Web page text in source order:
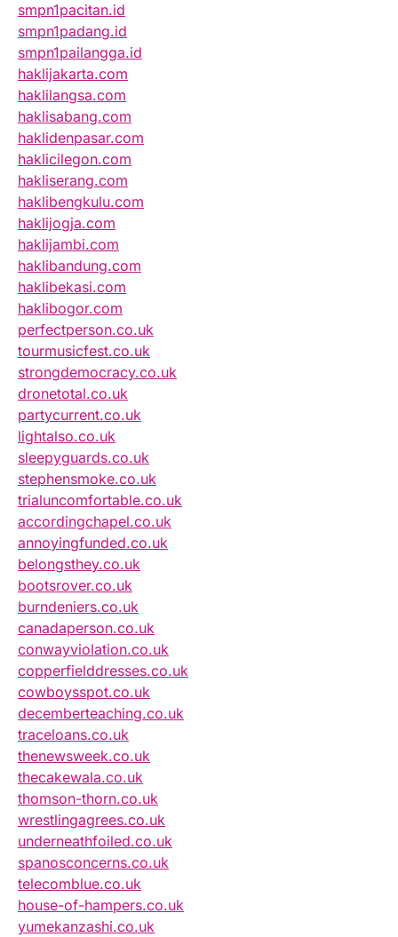
smpn1pacitan.id
smpn1padang.id
smpn1pailangga.id
haklijakarta.com
haklilangsa.com
haklisabang.com
haklidenpasar.com
haklicilegon.com
hakliserang.com
haklibengkulu.com
haklijogja.com
haklijambi.com
haklibandung.com
haklibekasi.com
haklibogor.com
perfectperson.co.uk
tourmusicfest.co.uk
strongdemocracy.co.uk
dronetotal.co.uk
partycurrent.co.uk
lightalso.co.uk
sleepyguards.co.uk
stephensmoke.co.uk
trialuncomfortable.co.uk
accordingchapel.co.uk
annoyingfunded.co.uk
belongsthey.co.uk
bootsrover.co.uk
burndeniers.co.uk
canadaperson.co.uk
conwayviolation.co.uk
copperfielddresses.co.uk
cowboysspot.co.uk
decemberteaching.co.uk
traceloans.co.uk
thenewsweek.co.uk
thecakewala.co.uk
thomson-thorn.co.uk
wrestlingagrees.co.uk
underneathfoiled.co.uk
spanosconcerns.co.uk
telecomblue.co.uk
house-of-hampers.co.uk
yumekanzashi.co.uk